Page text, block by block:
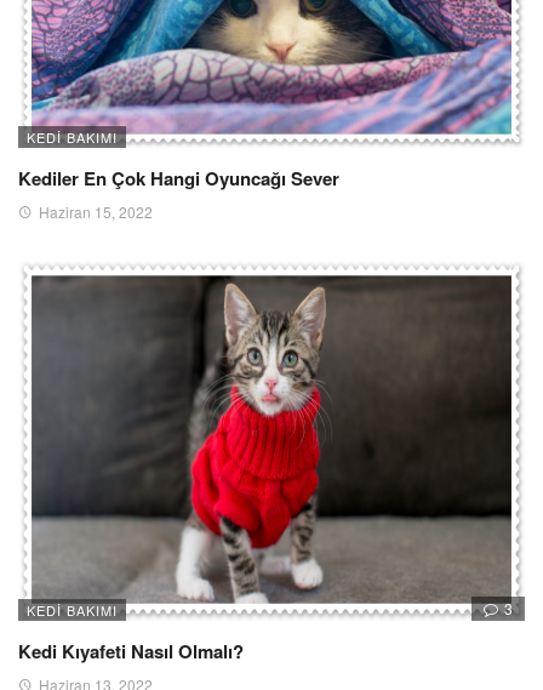
KEDI BAKIMI
Kediler En Çok Hangi Oyuncağı Sever
Haziran 15, 2022
KEDI BAKIMI 3
Kedi Kıyafeti Nasıl Olmalı?
Haziran 13, 2022